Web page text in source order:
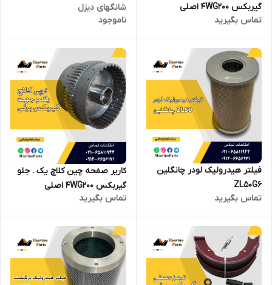
گیربکس 4WG200 اصلی
تماس بگیرید
شانگهای دیزل
ناموجود
فیلتر هیدرولیک لودر چانگلین
ZL50G6
تماس بگیرید
کاریر صفحه چین کلاچ یک . جلو
گیربکس 4WG200 اصلی
تماس بگیرید